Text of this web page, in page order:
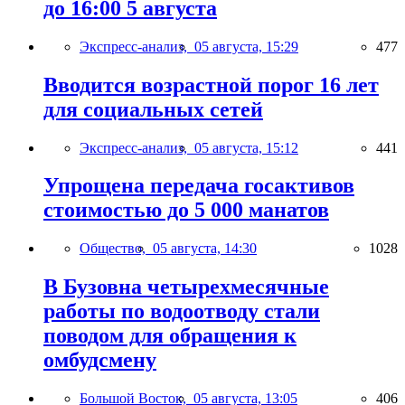
до 16:00 5 августа
Экспресс-анализ, 05 августа, 15:29 477
Вводится возрастной порог 16 лет
для социальных сетей
Экспресс-анализ, 05 августа, 15:12 441
Упрощена передача госактивов
стоимостью до 5 000 манатов
Общество, 05 августа, 14:30 1028
В Бузовна четырехмесячные
работы по водоотводу стали
поводом для обращения к
омбудсмену
Большой Восток, 05 августа, 13:05 406